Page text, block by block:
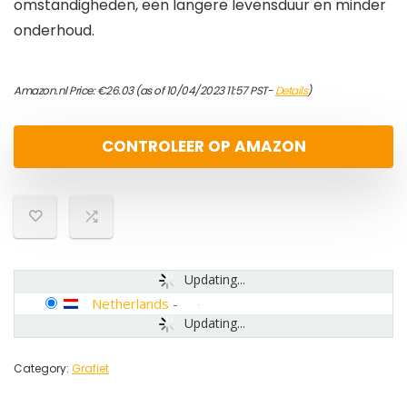
omstandigheden, een langere levensduur en minder
onderhoud.
Amazon.nl Price:€26.03(as of 10/04/2023 11:57 PST-Details)
CONTROLEER OP AMAZON
Updating...
Updating...
Netherlands -
Category: Grafiet